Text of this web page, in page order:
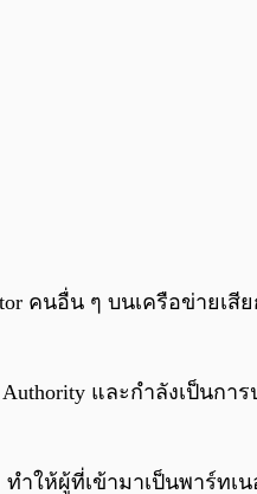
คนอื่น ๆ บนเครือข่ายเ
และกำลังเป็นการ
ำให้ผู้ที่เข้ามาเป็นพาร์ทเ